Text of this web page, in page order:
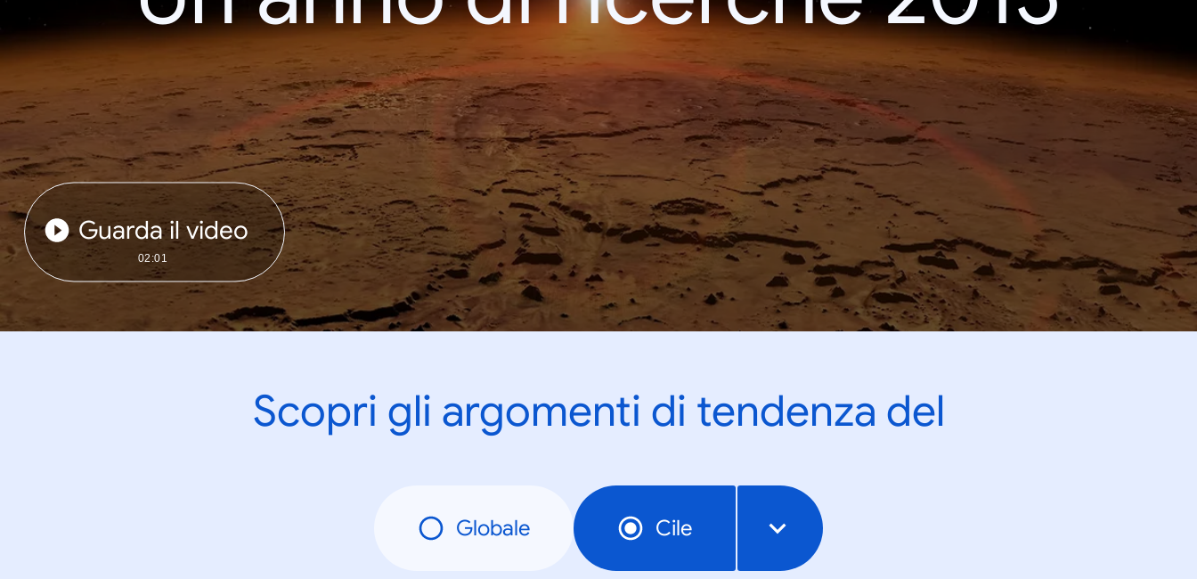
Guarda il video
02:01
Scopri gli argomenti di tendenza del
Globale Cile